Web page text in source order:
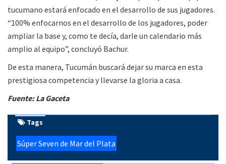
tucumano estará enfocado en el desarrollo de sus jugadores.
“100% enfocarnos en el desarrollo de los jugadores, poder
ampliar la base y, como te decía, darle un calendario más
amplio al equipo”, concluyó Bachur.
De esta manera, Tucumán buscará dejar su marca en esta
prestigiosa competencia y llevarse la gloria a casa.
Fuente: La Gaceta
Tags
Súper Seven de Mar del Plata